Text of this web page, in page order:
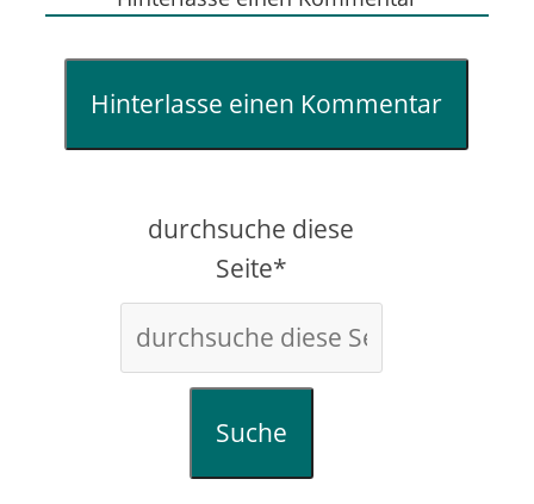
Hinterlasse einen Kommentar
durchsuche diese
Seite*
Suche